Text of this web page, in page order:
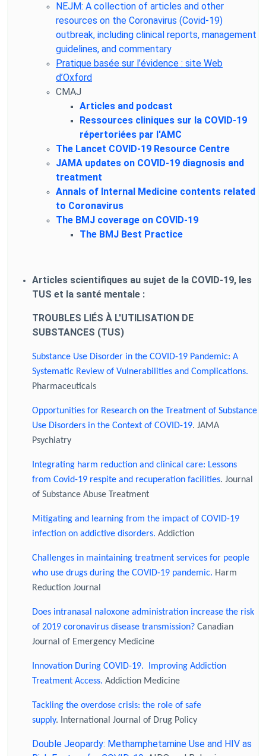
NEJM: A collection of articles and other
resources on the Coronavirus (Covid-19)
outbreak, including clinical reports, management
guidelines, and commentary
Pratique basée sur l’évidence : site Web
d’Oxford
CMAJ
Articles and podcast
Ressources cliniques sur la COVID-19
répertoriées par l'AMC
The Lancet COVID-19 Resource Centre
JAMA updates on COVID-19 diagnosis and
treatment
Annals of Internal Medicine contents related
to Coronavirus
The BMJ coverage on COVID-19
The BMJ Best Practice
Articles scientifiques au sujet de la COVID-19, les
TUS et la santé mentale :
TROUBLES LIÉS À L'UTILISATION DE
SUBSTANCES (TUS)
Substance Use Disorder in the COVID-19 Pandemic: A
Systematic Review of Vulnerabilities and Complications.
Pharmaceuticals
Opportunities for Research on the Treatment of Substance
Use Disorders in the Context of COVID-19. JAMA
Psychiatry
Integrating harm reduction and clinical care: Lessons
from Covid-19 respite and recuperation facilities. Journal
of Substance Abuse Treatment
Mitigating and learning from the impact of COVID-19
infection on addictive disorders. Addiction
Challenges in maintaining treatment services for people
who use drugs during the COVID-19 pandemic. Harm
Reduction Journal
Does intranasal naloxone administration increase the risk
of 2019 coronavirus disease transmission? Canadian
Journal of Emergency Medicine
Innovation During COVID-19. Improving Addiction
Treatment Access. Addiction Medicine
Tackling the overdose crisis: the role of safe
supply. International Journal of Drug Policy
Double Jeopardy: Methamphetamine Use and HIV as